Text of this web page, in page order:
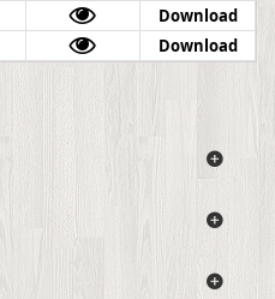
Download
Download